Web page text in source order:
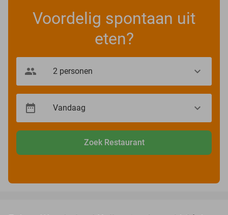
Voordelig spontaan uit
eten?
Zoek Restaurant